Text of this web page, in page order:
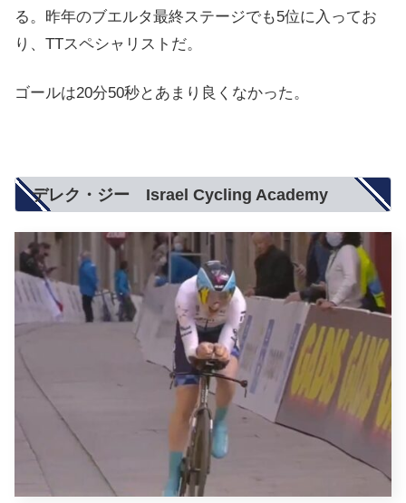
る。昨年のブエルタ最終ステージでも5位に入ってお
り、TTスペシャリストだ。
ゴールは20分50秒とあまり良くなかった。
デレク・ジー Israel Cycling Academy